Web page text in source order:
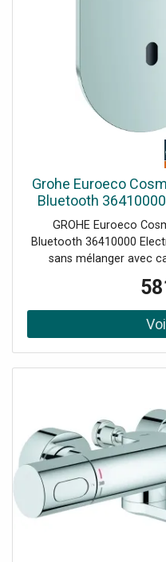
suivi rinçage
de nettoyage Contrôle
enregistrement et
paramètres d'usine ou
logiciel Marquage CE
Grohe Euroeco
Bluetooth
pour lavabo
GROHE Euroeco
Bluetooth 36410000
sans mélanger avec
nombreux choix
transformateur 100-240
finition pour boîtier
Surface StarLight
Nombre de chasses
rinçage Consommation
de désinfections
désinfection Paramètres
automatique
Contrôle du temps
envoi de profils
utilisateur Marquage CE